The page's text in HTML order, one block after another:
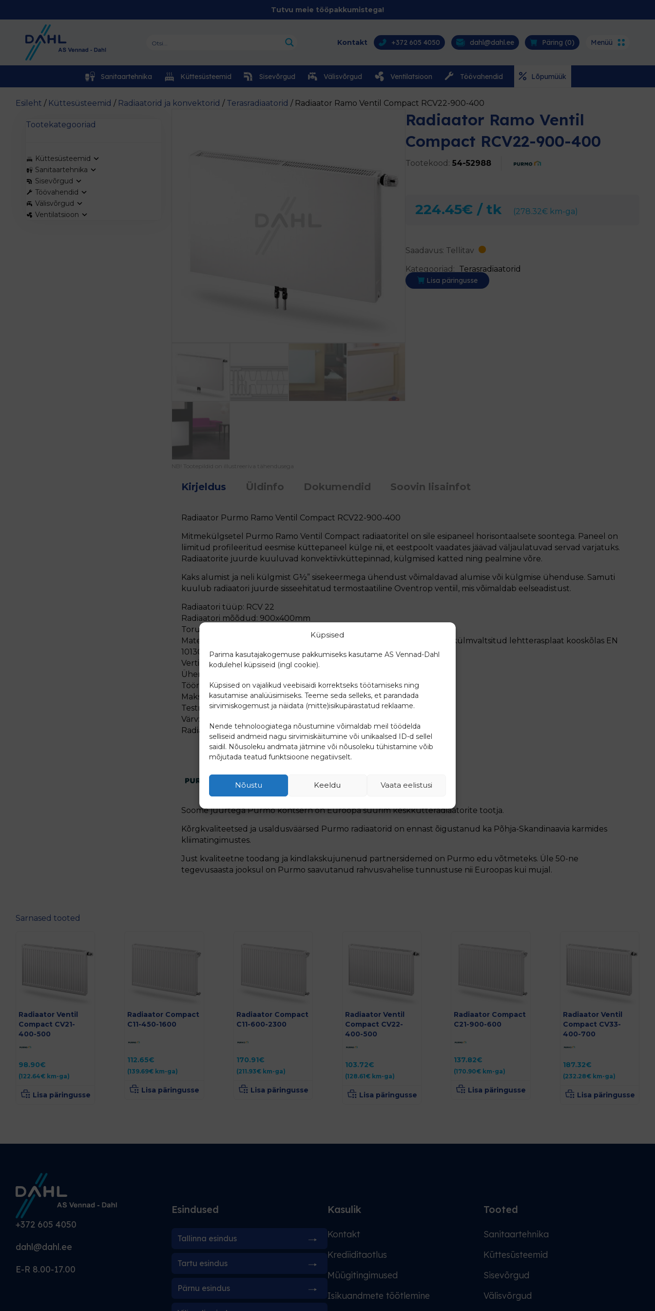
Küpsised
Parima kasutajakogemuse pakkumiseks kasutame AS Vennad-Dahl
kodulehel küpsiseid (ingl cookie).
Küpsised on vajalikud veebisaidi korrektseks töötamiseks ning
kasutamise analüüsimiseks. Teeme seda selleks, et parandada
sirvimiskogemust ja näidata (mitte)isikupärastatud reklaame.
Nende tehnoloogiatega nõustumine võimaldab meil töödelda
selliseid andmeid nagu sirvimiskäitumine või unikaalsed ID-d sellel
saidil. Nõusoleku andmata jätmine või nõusoleku tühistamine võib
mõjutada teatud funktsioone negatiivselt.
Nõustu Keeldu Vaata eelistusi
Tutvu meie tööpakkumistega!
Kontakt +372 605 4050 dahl@dahl.ee Päring (0) Menüü
Sanitaartehnika Küttesüsteemid Sisevõrgud Välisvõrgud Ventilatsioon Töövahendid Lõpumüük
Esileht / Küttesüsteemid / Radiaatorid ja konvektorid / Terasradiaatorid / Radiaator Ramo Ventil Compact RCV22-900-400
Tootekategooriad
Küttesüsteemid
Sanitaartehnika
Sisevõrgud
Töövahendid
Välisvõrgud
Ventilatsioon
NB! Tootepildid on illustreeriva tähendusega
Radiaator Ramo Ventil
Compact RCV22-900-400
Tootekood: 54-52988
224.45€ / tk (278.32€ km-ga)
Saadavus: Tellitav
Kategooriad: Terasradiaatorid
Lisa päringusse
Kirjeldus Üldinfo Dokumendid Soovin lisainfot
Radiaator Purmo Ramo Ventil Compact RCV22-900-400
Mitmekülgsetel Purmo Ramo Ventil Compact radiaatoritel on sile esipaneel horisontaalsete soontega. Paneel on
liimitud profileeritud eesmise küttepaneel külge nii, et eestpoolt vaadates jäävad väljaulatuvad servad varjatuks.
Radiaatorite juurde kuuluvad konvektiivküttepinnad, külgmised katted ning pealmine võre.
Kaks alumist ja neli külgmist G½” sisekeermega ühendust võimaldavad alumise või külgmise ühenduse. Samuti
kuulub radiaatori juurde sisseehitatud termostaatiline Oventrop ventiil, mis võimaldab eelseadistust.
Radiaatori tüüp: RCV 22
Radiaatori mõõdud: 900x400mm
Toruühenduste vahe: 850mm
Materjal: kõrgkvaliteetne, lehtstantsitud, madala süsinikusisaldusega, külmvaltsitud lehtterasplaat kooskõlas EN
10130 standardiga
Vertikaalsete veekanalite vahekaugused: 33,3mm
Ühendused: 4x G½” külgühendus; 2x G½ alt-paremalt
Töörõhk: kuni 10bar
Maksimaalne temperatuur: 110°C
Testrõhk: 13bar
Värv: RAL9016 valge, muud RAL värvitoonid tellimisel
Radiaatorikomplekti tarvikud: kandurid, pimekork, õhutuskork
Soome juurtega Purmo kontsern on Euroopa suurim keskkütteradiaatorite tootja.
Kõrgkvaliteetsed ja usaldusväärsed Purmo radiaatorid on ennast õigustanud ka Põhja-Skandinaavia karmides
kliimatingimustes.
Just kvaliteetne toodang ja kindlakskujunenud partnersidemed on Purmo edu võtmeteks. Üle 50-ne
tegevusaasta jooksul on Purmo saavutanud rahvusvahelise tunnustuse nii Euroopas kui mujal.
Sarnased tooted
Radiaator Ventil
Compact CV21-
400-500
98.90€
(122.64€ km-ga)
Lisa päringusse
Radiaator Compact
C11-450-1600
112.65€
(139.69€ km-ga)
Lisa päringusse
Radiaator Compact
C11-600-2300
170.91€
(211.93€km-ga)
Lisa päringusse
Radiaator Ventil
Compact CV22-
400-500
103.72€
(128.61€km-ga)
Lisa päringusse
Radiaator Compact
C21-900-600
137.82€
(170.90€ km-ga)
Lisa päringusse
Radiaator Ventil
Compact CV33-
400-700
187.32€
(232.28€km-ga)
Lisa päringusse
+372 605 4050
dahl@dahl.ee
E-R 8.00-17.00
Esindused
Tallinna esindus
Tartu esindus
Pärnu esindus
Kasulik
Kontakt
Krediiditaotlus
Müügitingimused
Isikuandmete töötlemine
Tooted
Sanitaartehnika
Küttesüsteemid
Sisevõrgud
Välisvõrgud